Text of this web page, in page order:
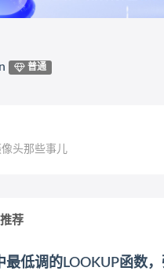
普通
头那些事儿
荐
最低调的LOOKUP函数